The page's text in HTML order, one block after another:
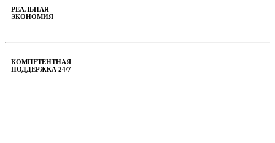
РЕАЛЬНАЯ
ЭКОНОМИЯ
КОМПЕТЕНТНАЯ
ПОДДЕРЖКА 24/7